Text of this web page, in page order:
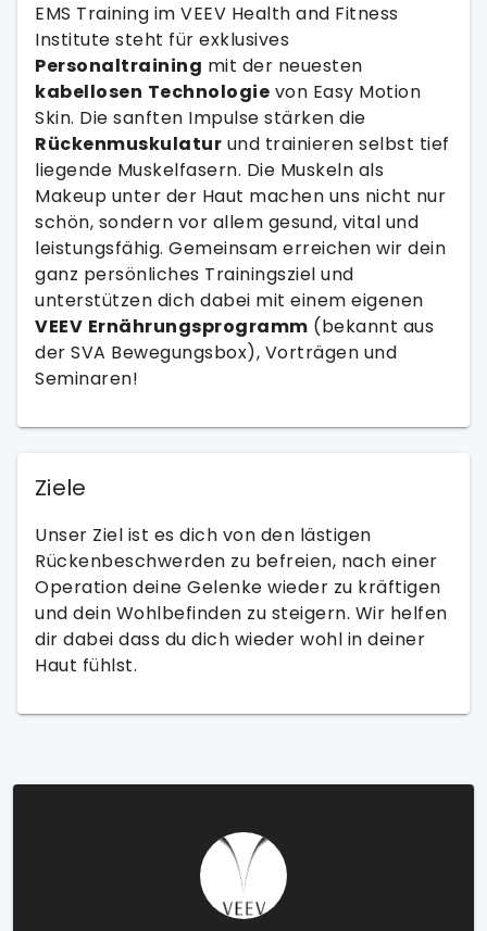
EMS Training im VEEV Health and Fitness
Institute steht für exklusives
Personaltraining mit der neuesten
kabellosen Technologie von Easy Motion
Skin. Die sanften Impulse stärken die
Rückenmuskulatur und trainieren selbst tief
liegende Muskelfasern. Die Muskeln als
Makeup unter der Haut machen uns nicht nur
schön, sondern vor allem gesund, vital und
leistungsfähig. Gemeinsam erreichen wir dein
ganz persönliches Trainingsziel und
unterstützen dich dabei mit einem eigenen
VEEV Ernährungsprogramm (bekannt aus
der SVA Bewegungsbox), Vorträgen und
Seminaren!
Ziele
Unser Ziel ist es dich von den lästigen
Rückenbeschwerden zu befreien, nach einer
Operation deine Gelenke wieder zu kräftigen
und dein Wohlbefinden zu steigern. Wir helfen
dir dabei dass du dich wieder wohl in deiner
Haut fühlst.